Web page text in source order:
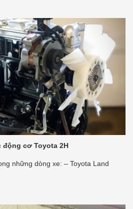
cơ Toyota 2H
những dòng xe: – Toyota Land